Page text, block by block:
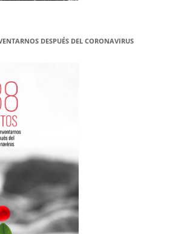
DESPUÉS DEL CORONAVIRUS